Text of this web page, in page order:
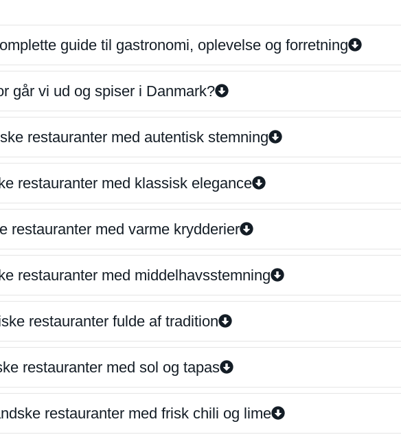
guide til gastronomi, oplevelse og forretning
går vi ud og spiser i Danmark?
restauranter med autentisk stemning
restauranter med klassisk elegance
restauranter med varme krydderier
restauranter med middelhavsstemning
restauranter fulde af tradition
restauranter med sol og tapas
restauranter med frisk chili og lime